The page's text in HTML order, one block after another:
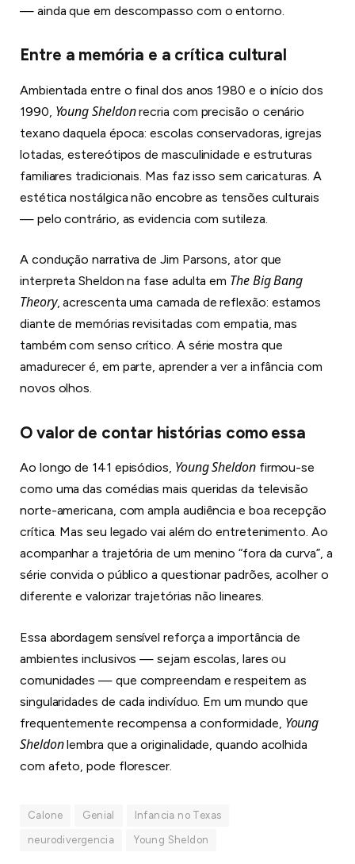
— ainda que em descompasso com o entorno.
Entre a memória e a crítica cultural
Ambientada entre o final dos anos 1980 e o início dos
1990, Young Sheldonrecria com precisão o cenário
texano daquela época: escolas conservadoras, igrejas
lotadas, estereótipos de masculinidade e estruturas
familiares tradicionais. Mas faz isso sem caricaturas. A
estética nostálgica não encobre as tensões culturais
— pelo contrário, as evidencia com sutileza.
A condução narrativa de Jim Parsons, ator que
interpreta Sheldon na fase adulta em The Big Bang
Theory, acrescenta uma camada de reflexão: estamos
diante de memórias revisitadas com empatia, mas
também com senso crítico. A série mostra que
amadurecer é, em parte, aprender a ver a infância com
novos olhos.
O valor de contar histórias como essa
Ao longo de 141 episódios, Young Sheldonfirmou-se
como uma das comédias mais queridas da televisão
norte-americana, com ampla audiência e boa recepção
crítica. Mas seu legado vai além do entretenimento. Ao
acompanhar a trajetória de um menino “fora da curva”, a
série convida o público a questionar padrões, acolher o
diferente e valorizar trajetórias não lineares.
Essa abordagem sensível reforça a importância de
ambientes inclusivos — sejam escolas, lares ou
comunidades — que compreendam e respeitem as
singularidades de cada indivíduo. Em um mundo que
frequentemente recompensa a conformidade, Young
Sheldonlembra que a originalidade, quando acolhida
com afeto, pode florescer.
Calone Genial Infancia no Texas
neurodivergencia Young Sheldon